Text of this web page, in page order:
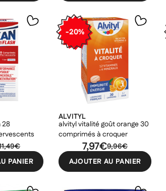
28
PANIER
-20%
ALVITYL
alvityl vitalité goût orange 30
comprimés à croquer
9,96€
7,97€
AJOUTER AU PANIER